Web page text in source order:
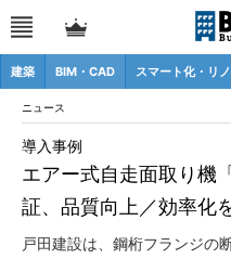
建築 BIM・CAD スマート化・リ
ニュース
エアー式自走面取り機
証、品質向上／効率
導入事例
戸田建設は、鋼桁フランジの